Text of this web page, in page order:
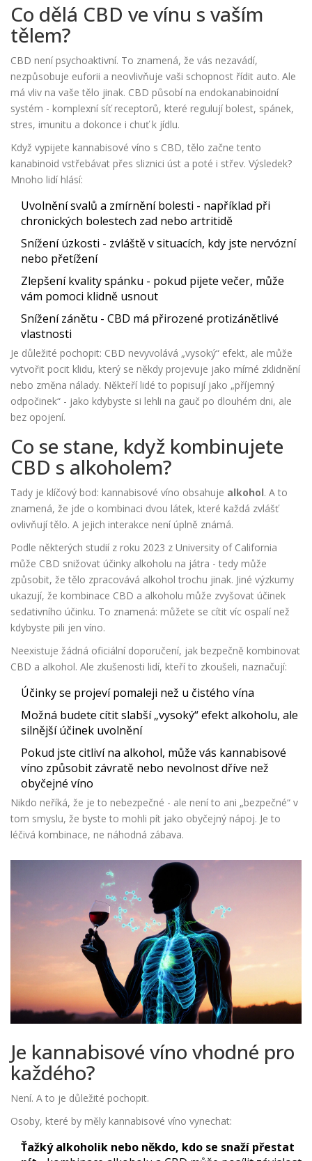
Co dělá CBD ve vínu s vaším
tělem?
CBD není psychoaktivní. To znamená, že vás nezavádí,
nezpůsobuje euforii a neovlivňuje vaši schopnost řídit auto. Ale
má vliv na vaše tělo jinak. CBD působí na endokanabinoidní
systém - komplexní síť receptorů, které regulují bolest, spánek,
stres, imunitu a dokonce i chuť k jídlu.
Když vypijete kannabisové víno s CBD, tělo začne tento
kanabinoid vstřebávat přes sliznici úst a poté i střev. Výsledek?
Mnoho lidí hlásí:
Uvolnění svalů a zmírnění bolesti - například při
chronických bolestech zad nebo artritidě
Snížení úzkosti - zvláště v situacích, kdy jste nervózní
nebo přetížení
Zlepšení kvality spánku - pokud pijete večer, může
vám pomoci klidně usnout
Snížení zánětu - CBD má přirozené protizánětlivé
vlastnosti
Je důležité pochopit: CBD nevyvolává „vysoký“ efekt, ale může
vytvořit pocit klidu, který se někdy projevuje jako mírné zklidnění
nebo změna nálady. Někteří lidé to popisují jako „příjemný
odpočinek“ - jako kdybyste si lehli na gauč po dlouhém dni, ale
bez opojení.
Co se stane, když kombinujete
CBD s alkoholem?
Tady je klíčový bod: kannabisové víno obsahuje alkohol. A to
znamená, že jde o kombinaci dvou látek, které každá zvlášť
ovlivňují tělo. A jejich interakce není úplně známá.
Podle některých studií z roku 2023 z University of California
může CBD snižovat účinky alkoholu na játra - tedy může
způsobit, že tělo zpracovává alkohol trochu jinak. Jiné výzkumy
ukazují, že kombinace CBD a alkoholu může zvyšovat účinek
sedativního účinku. To znamená: můžete se cítit víc ospalí než
kdybyste pili jen víno.
Neexistuje žádná oficiální doporučení, jak bezpečně kombinovat
CBD a alkohol. Ale zkušenosti lidí, kteří to zkoušeli, naznačují:
Účinky se projeví pomaleji než u čistého vína
Možná budete cítit slabší „vysoký“ efekt alkoholu, ale
silnější účinek uvolnění
Pokud jste citliví na alkohol, může vás kannabisové
víno způsobit závratě nebo nevolnost dříve než
obyčejné víno
Nikdo neříká, že je to nebezpečné - ale není to ani „bezpečné“ v
tom smyslu, že byste to mohli pít jako obyčejný nápoj. Je to
léčivá kombinace, ne náhodná zábava.
Je kannabisové víno vhodné pro
každého?
Není. A to je důležité pochopit.
Osoby, které by měly kannabisové víno vynechat:
Ťažký alkoholik nebo někdo, kdo se snaží přestat